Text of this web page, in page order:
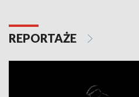
REPORTAŻE